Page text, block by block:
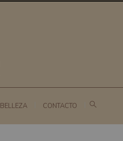
BELLEZA CONTACTO